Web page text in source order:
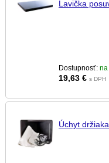
Lavička
Dostupnosť:na
19,63 € s DPH
Úchyt